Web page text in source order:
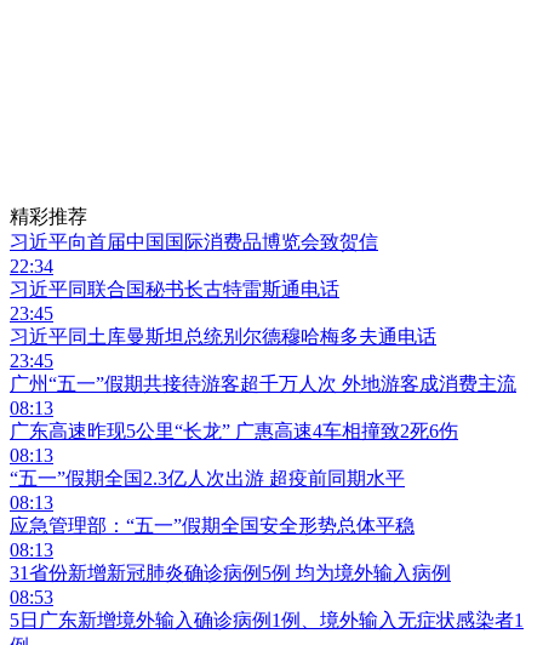
精彩推荐
习近平向首届中国国际消费品博览会致贺信
22:34
习近平同联合国秘书长古特雷斯通电话
23:45
习近平同土库曼斯坦总统别尔德穆哈梅多夫通电话
23:45
广州“五一”假期共接待游客超千万人次 外地游客成消费主流
08:13
广东高速昨现5公里“长龙” 广惠高速4车相撞致2死6伤
08:13
“五一”假期全国2.3亿人次出游 超疫前同期水平
08:13
应急管理部：“五一”假期全国安全形势总体平稳
08:13
31省份新增新冠肺炎确诊病例5例 均为境外输入病例
08:53
5日广东新增境外输入确诊病例1例、境外输入无症状感染者1